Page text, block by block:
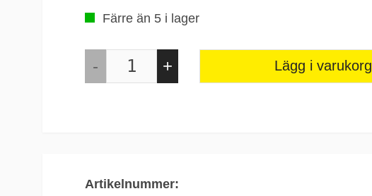
Färre än 5 i lager
Lägg i varukorg
Artikelnummer